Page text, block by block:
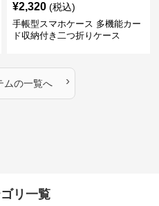
¥2,320 (税込)
手帳型スマホケース 多機能カー
ド収納付き二つ折りケース
ムの一覧へ ›
リ一覧